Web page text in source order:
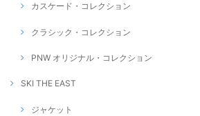
カスケード・コレクション
クラシック・コレクション
PNW オリジナル・コレクション
SKI THE EAST
ジャケット